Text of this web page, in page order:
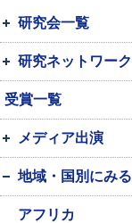
研究会一覧
研究ネットワーク
受賞一覧
メディア出演
地域・国別にみる
アフリカ